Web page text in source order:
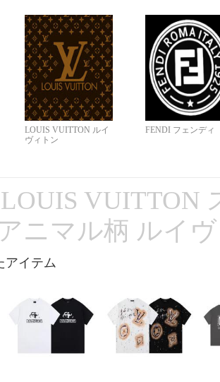
LOUIS VUITTON ルイ
ヴィトン
FENDI フェンディ
VUITTON
ニマル柄 ルイ
アイテム